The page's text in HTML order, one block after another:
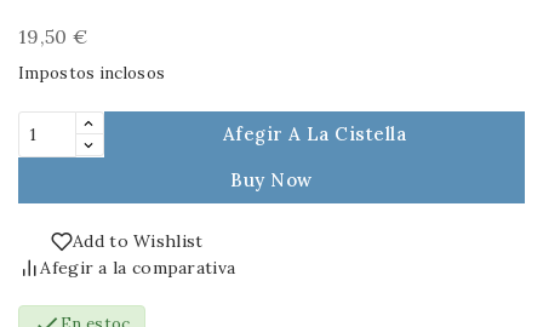
19,50 €
Impostos inclosos
Afegir A La Cistella
Buy Now
Add to Wishlist
Afegir a la comparativa